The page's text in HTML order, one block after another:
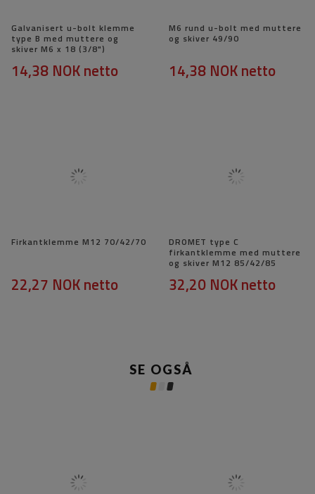
Galvanisert u-bolt klemme
type B med muttere og
skiver M6 x 18 (3/8")
14,38 NOKnetto
M6 rund u-bolt med muttere
og skiver 49/90
14,38 NOKnetto
Firkantklemme M12 70/42/70
22,27 NOKnetto
DROMET type C
firkantklemme med muttere
og skiver M12 85/42/85
32,20 NOKnetto
SE OGSÅ